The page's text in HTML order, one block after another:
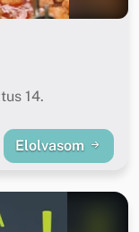
14.
Elolvasom